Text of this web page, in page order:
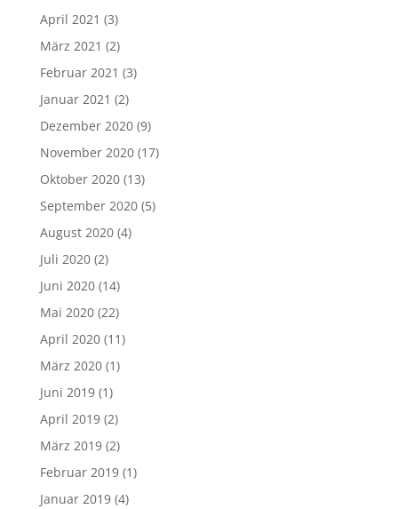
April 2021 (3)
März 2021 (2)
Februar 2021 (3)
Januar 2021 (2)
Dezember 2020(9)
November 2020(17)
Oktober 2020(13)
September 2020(5)
August 2020(4)
Juli 2020(2)
Juni 2020(14)
Mai 2020(22)
April 2020(11)
März 2020(1)
Juni 2019(1)
April 2019(2)
März 2019(2)
Februar 2019(1)
Januar 2019(4)